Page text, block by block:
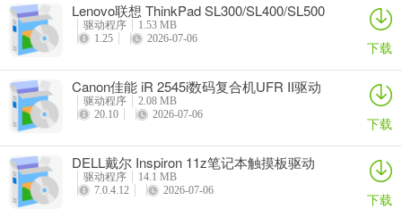
Lenovo联想 ThinkPad SL300/SL400/SL500
笔记本BIOS
驱动程序
1.53 MB
1.25
2026-07-06 下载
Canon佳能 iR 2545i数码复合机UFR II驱动
驱动程序
2.08 MB
20.10
2026-07-06 下载
DELL戴尔 Inspiron 11z笔记本触摸板驱动
驱动程序
14.1 MB
7.0.4.12
2026-07-06 下载